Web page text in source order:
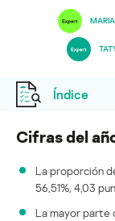
Índice
Cifras del
La proporción
56,51%, 4,03
La mayor parte